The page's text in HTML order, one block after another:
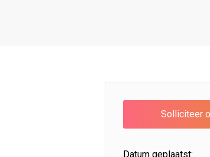
Datum geplaatst: